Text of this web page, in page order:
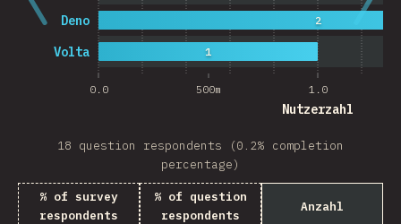
0.0 500m 1.0
Nutzerzahl
Volta
Deno
1
2
18 question respondents (0.2% completion
percentage)
% of survey
respondents
% of question
respondents
Anzahl